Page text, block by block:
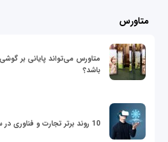
متاورس
متاورس می‌تواند پایانی بر
باشد؟
10 روند برتر تجارت و فناوری در سال 2022